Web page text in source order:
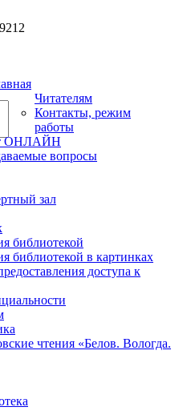
Читателям
Контакты, режим
работы
ОНЛАЙН
вопросы
зал
библиотекой
библиотекой в картинках
доступа к
чтения «Белов. Вологда.